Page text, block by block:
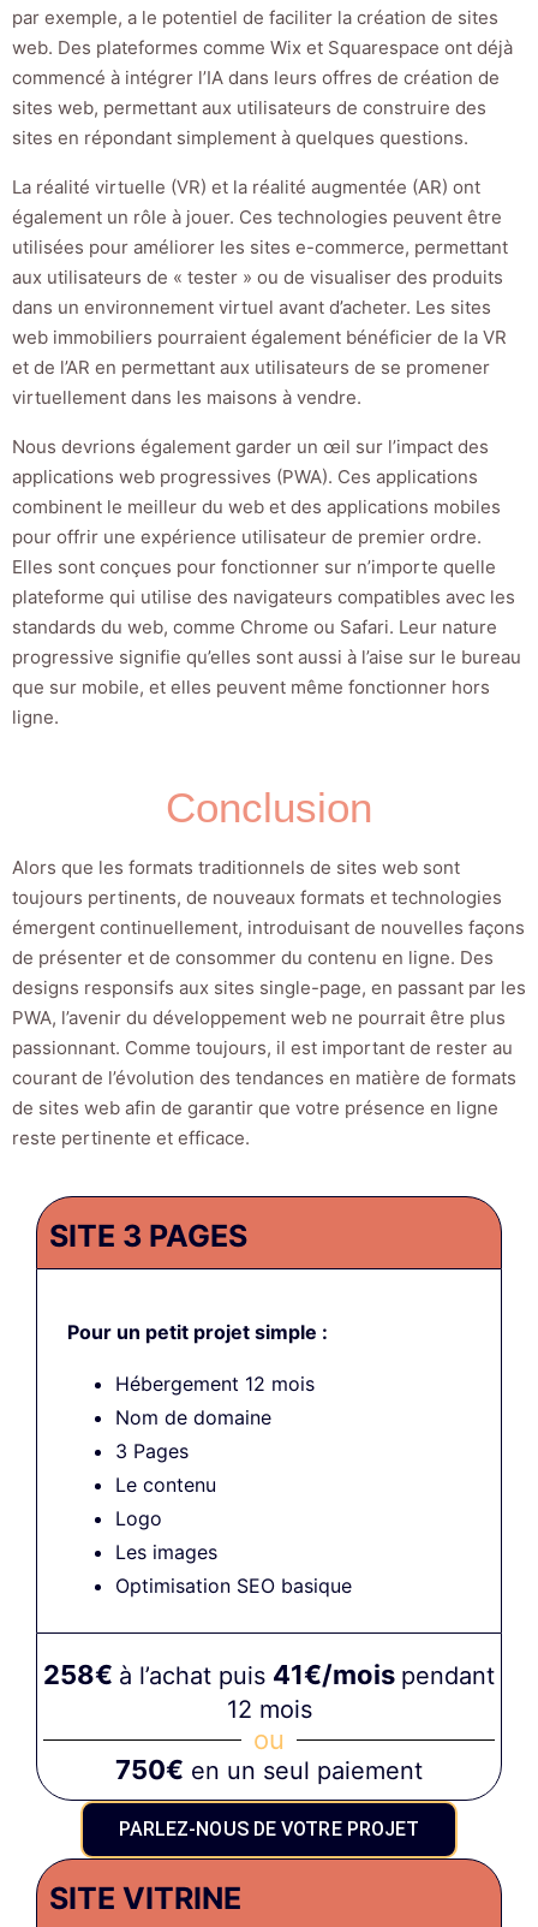
par exemple, a le potentiel de faciliter la création de sites
web. Des plateformes comme Wix et Squarespace ont déjà
commencé à intégrer l’IA dans leurs offres de création de
sites web, permettant aux utilisateurs de construire des
sites en répondant simplement à quelques questions.
La réalité virtuelle (VR) et la réalité augmentée (AR) ont
également un rôle à jouer. Ces technologies peuvent être
utilisées pour améliorer les sites e-commerce, permettant
aux utilisateurs de « tester » ou de visualiser des produits
dans un environnement virtuel avant d’acheter. Les sites
web immobiliers pourraient également bénéficier de la VR
et de l’AR en permettant aux utilisateurs de se promener
virtuellement dans les maisons à vendre.
Nous devrions également garder un œil sur l’impact des
applications web progressives (PWA). Ces applications
combinent le meilleur du web et des applications mobiles
pour offrir une expérience utilisateur de premier ordre.
Elles sont conçues pour fonctionner sur n’importe quelle
plateforme qui utilise des navigateurs compatibles avec les
standards du web, comme Chrome ou Safari. Leur nature
progressive signifie qu’elles sont aussi à l’aise sur le bureau
que sur mobile, et elles peuvent même fonctionner hors
ligne.
Conclusion
Alors que les formats traditionnels de sites web sont
toujours pertinents, de nouveaux formats et technologies
émergent continuellement, introduisant de nouvelles façons
de présenter et de consommer du contenu en ligne. Des
designs responsifs aux sites single-page, en passant par les
PWA, l’avenir du développement web ne pourrait être plus
passionnant. Comme toujours, il est important de rester au
courant de l’évolution des tendances en matière de formats
de sites web afin de garantir que votre présence en ligne
reste pertinente et efficace.
SITE 3 PAGES
Pour un petit projet simple :
Hébergement 12 mois
Nom de domaine
3 Pages
Le contenu
Logo
Les images
Optimisation SEO basique
258€ à l’achat puis 41€/mois pendant
12 mois
ou
750€ en un seul paiement
PARLEZ-NOUS DE VOTRE PROJET
SITE VITRINE